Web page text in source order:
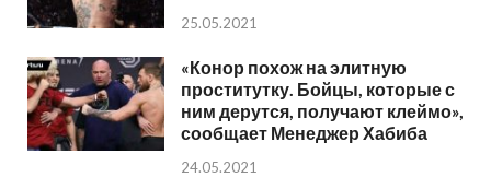
25.05.2021
«Конор похож на элитную
проститутку. Бойцы, которые с
ним дерутся, получают клеймо»,
сообщает Менеджер Хабиба
24.05.2021